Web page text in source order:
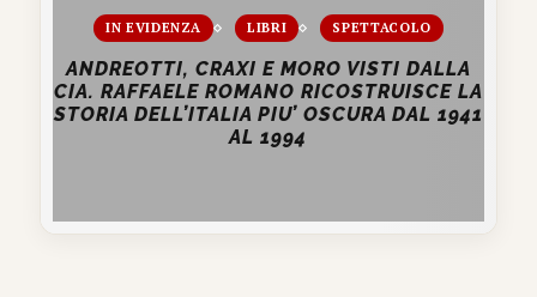
IN EVIDENZA LIBRI SPETTACOLO
ANDREOTTI, CRAXI E MORO VISTI DALLA
CIA. RAFFAELE ROMANO RICOSTRUISCE LA
STORIA DELL’ITALIA PIU’ OSCURA DAL 1941
AL 1994